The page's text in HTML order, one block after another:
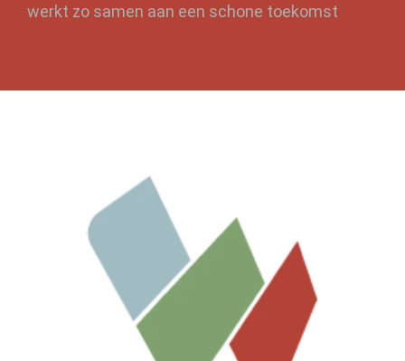
werkt zo samen aan een schone toekomst